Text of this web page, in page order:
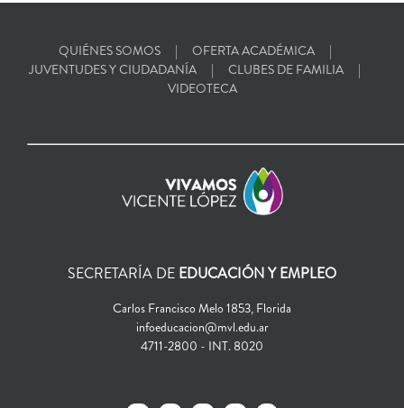
QUIÉNES SOMOS
OFERTA ACADÉMICA
JUVENTUDES Y CIUDADANÍA
CLUBES DE FAMILIA
VIDEOTECA
SECRETARÍA DE EDUCACIÓN Y EMPLEO
Carlos Francisco Melo 1853, Florida
infoeducacion@mvl.edu.ar
4711-2800 - INT. 8020